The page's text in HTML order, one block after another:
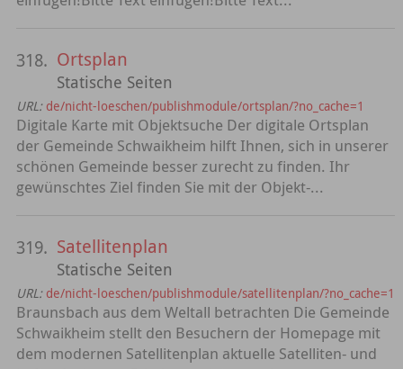
318. Ortsplan
Statische Seiten
URL: de/nicht-loeschen/publishmodule/ortsplan/?no_cache=1
Digitale Karte mit Objektsuche Der digitale Ortsplan
der Gemeinde Schwaikheim hilft Ihnen, sich in unserer
schönen Gemeinde besser zurecht zu finden. Ihr
gewünschtes Ziel finden Sie mit der Objekt-...
319. Satellitenplan
Statische Seiten
URL: de/nicht-loeschen/publishmodule/satellitenplan/?no_cache=1
Braunsbach aus dem Weltall betrachten Die Gemeinde
Schwaikheim stellt den Besuchern der Homepage mit
dem modernen Satellitenplan aktuelle Satelliten- und